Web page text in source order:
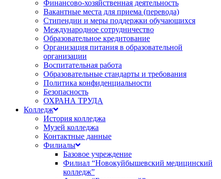
Финансово-хозяйственная деятельность
Вакантные места для приема (перевода)
Стипендии и меры поддержки обучающихся
Международное сотрудничество
Образовательное кредитование
Организация питания в образовательной
организации
Воспитательная работа
Образовательные стандарты и требования
Политика конфиденциальности
Безопасность
ОХРАНА ТРУДА
Колледж
История колледжа
Музей колледжа
Контактные данные
Филиалы
Базовое учреждение
Филиал “Новокуйбышевский медицинский
колледж”